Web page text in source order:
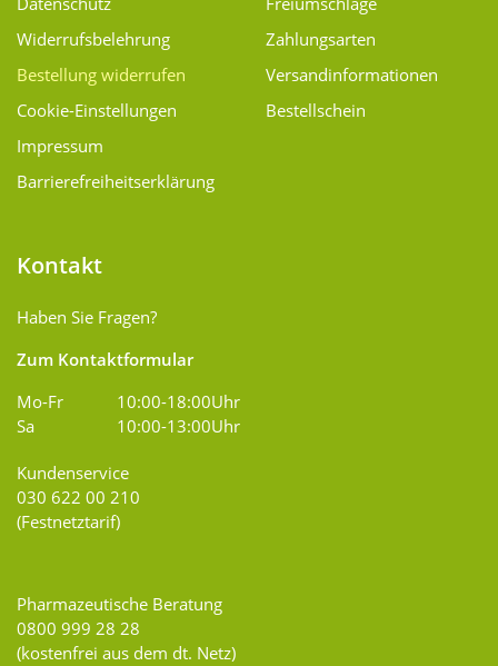
Widerrufsbelehrung
Bestellung widerrufen
Cookie-Einstellungen
Impressum
Barrierefreiheitserklärung
Zahlungsarten
Versand­informationen
Bestellschein
Kontakt
Haben Sie Fragen?
Zum Kontaktformular
Mo-Fr
10:00-18:00Uhr
Sa
10:00-13:00Uhr
Kundenservice
030 622 00 210
(Festnetztarif)
Pharmazeutische Beratung
0800 999 28 28
(kostenfrei aus dem dt. Netz)